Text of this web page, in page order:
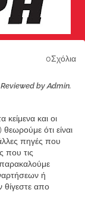
0Σχόλια
by Admin.
κείμενα και οι
ότι είναι
πηγές που
που τις
ή
απο